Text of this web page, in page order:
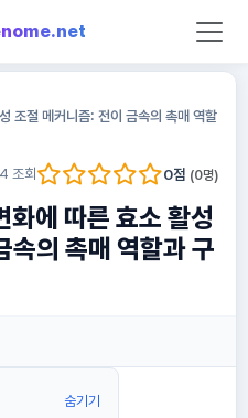
조절 메커니즘: 전이 금속의 촉매 역할
조회 0점 (0명)
화에 따른 효소 활성
속의 촉매 역할과 구
숨기기